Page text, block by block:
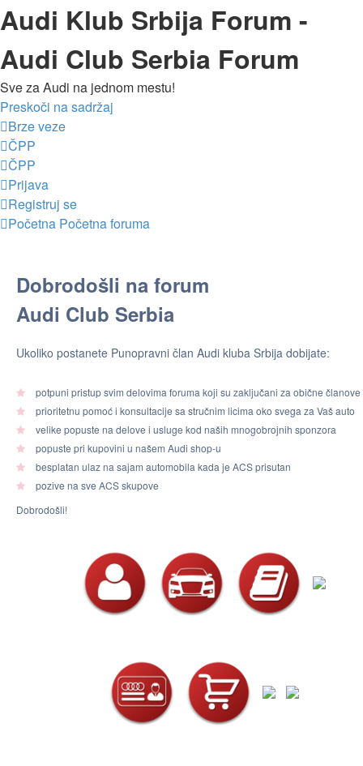
Audi Klub Srbija Forum -
Audi Club Serbia Forum
Sve za Audi na jednom mestu!
Preskoči na sadržaj
Brze veze
ČPP
ČPP
Prijava
Registruj se
Početna Početna foruma
Dobrodošli na forum
Audi Club Serbia
Ukoliko postanete Punopravni član Audi kluba Srbija dobijate:
potpuni pristup svim delovima foruma koji su zaključani za obične članove
prioritetnu pomoć i konsultacije sa stručnim licima oko svega za Vaš auto
velike popuste na delove i usluge kod naših mnogobrojnih sponzora
popuste pri kupovini u našem Audi shop-u
besplatan ulaz na sajam automobila kada je ACS prisutan
pozive na sve ACS skupove
Dobrodošli!